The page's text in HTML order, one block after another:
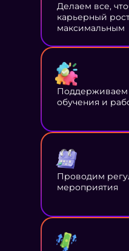
Делаем все,
карьерный
максимальным
Поддерживаем
обучения и
Проводим
мероприятия